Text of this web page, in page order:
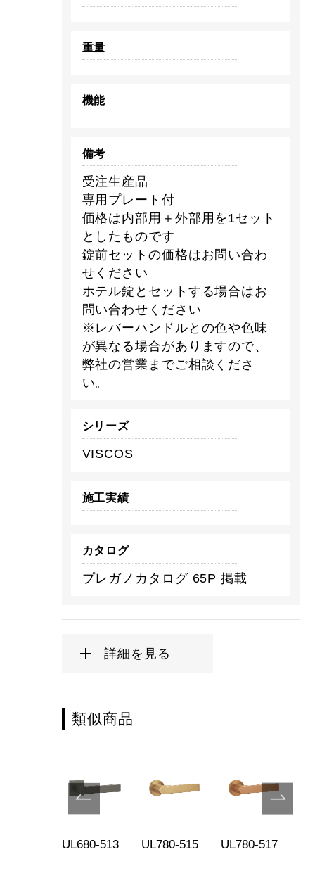
重量
機能
備考
受注生産品
専用プレート付
価格は内部用＋外部用を1セット
としたものです
錠前セットの価格はお問い合わ
せください
ホテル錠とセットする場合はお
問い合わせください
※レバーハンドルとの色や色味
が異なる場合がありますので、
弊社の営業までご相談くださ
い。
シリーズ
VISCOS
施工実績
カタログ
プレガノカタログ 65P 掲載
詳細を見る
類似商品
UL680-513 UL780-515 UL780-517